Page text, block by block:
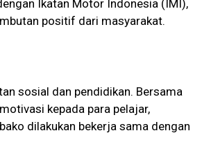
Ikatan Motor Indonesia (IMI),
positif dari masyarakat.
sosial dan pendidikan. Bersama
kepada para pelajar,
dilakukan bekerja sama dengan